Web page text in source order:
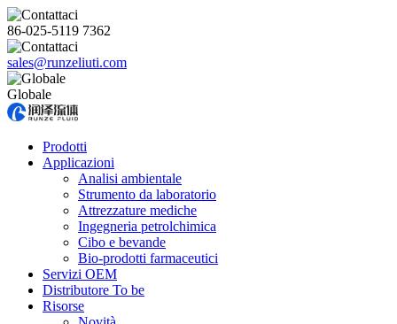
86-025-5119 7362
sales@runzeliuti.com
Globale
Prodotti
Applicazioni
Analisi ambientale
Strumento da laboratorio
Attrezzature mediche
Ingegneria petrolchimica
Cibo e bevande
Bio-prodotti farmaceutici
Servizi OEM
Distributore To be
Risorse